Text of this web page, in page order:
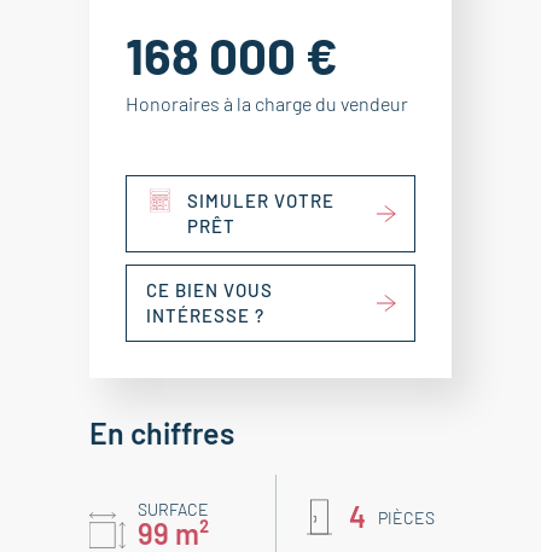
168 000 €
Honoraires à la charge du vendeur
SIMULER VOTRE
PRÊT
CE BIEN VOUS
INTÉRESSE ?
En chiffres
SURFACE
99 m² 4 PIÈCES